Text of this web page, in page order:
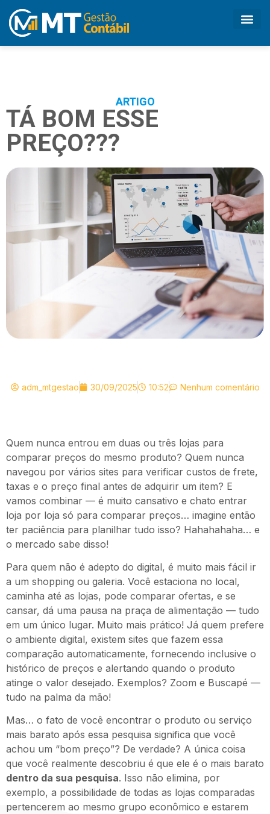
ARTIGO
TÁ BOM ESSE
PREÇO???
adm_mtgestao 30/09/2025 10:52 Nenhum comentário
Quem nunca entrou em duas ou três lojas para
comparar preços do mesmo produto? Quem nunca
navegou por vários sites para verificar custos de frete,
taxas e o preço final antes de adquirir um item? E
vamos combinar — é muito cansativo e chato entrar
loja por loja só para comparar preços… imagine então
ter paciência para planilhar tudo isso? Hahahahaha… e
o mercado sabe disso!
Para quem não é adepto do digital, é muito mais fácil ir
a um shopping ou galeria. Você estaciona no local,
caminha até as lojas, pode comparar ofertas, e se
cansar, dá uma pausa na praça de alimentação — tudo
em um único lugar. Muito mais prático! Já quem prefere
o ambiente digital, existem sites que fazem essa
comparação automaticamente, fornecendo inclusive o
histórico de preços e alertando quando o produto
atinge o valor desejado. Exemplos? Zoom e Buscapé —
tudo na palma da mão!
Mas… o fato de você encontrar o produto ou serviço
mais barato após essa pesquisa significa que você
achou um “bom preço”? De verdade? A única coisa
que você realmente descobriu é que ele é o mais barato
dentro da sua pesquisa. Isso não elimina, por
exemplo, a possibilidade de todas as lojas comparadas
pertencerem ao mesmo grupo econômico e estarem